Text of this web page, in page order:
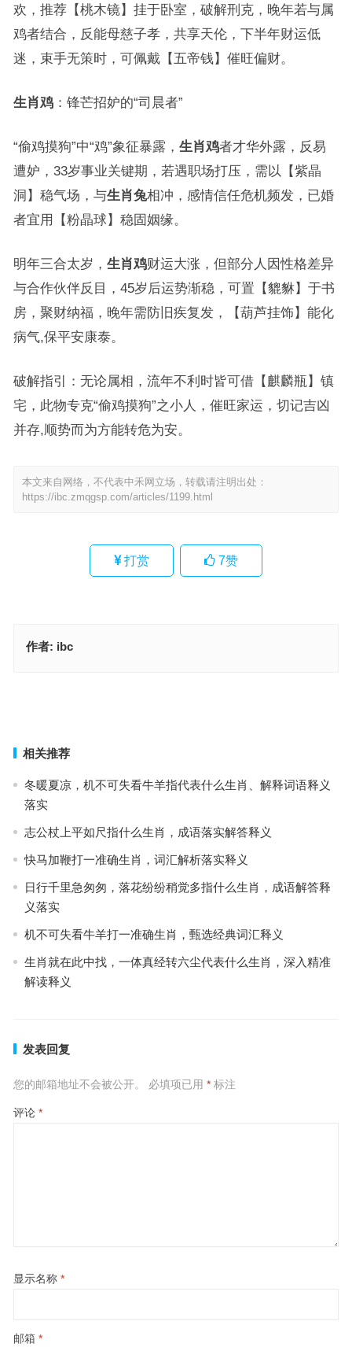
欢，推荐【桃木镜】挂于卧室，破解刑克，晚年若与属
鸡者结合，反能母慈子孝，共享天伦，下半年财运低
迷，束手无策时，可佩戴【五帝钱】催旺偏财。
生肖鸡：锋芒招妒的“司晨者”
“偷鸡摸狗”中“鸡”象征暴露， 生肖鸡者才华外露，反易
遭妒，33岁事业关键期，若遇职场打压，需以【紫晶
洞】稳气场，与生肖兔相冲，感情信任危机频发，已婚
者宜用【粉晶球】稳固姻缘。
明年三合太岁， 生肖鸡财运大涨，但部分人因性格差异
与合作伙伴反目，45岁后运势渐稳，可置【貔貅】于书
房，聚财纳福，晚年需防旧疾复发，【葫芦挂饰】能化
病气,保平安康泰。
破解指引：无论属相，流年不利时皆可借【麒麟瓶】镇
宅，此物专克“偷鸡摸狗”之小人，催旺家运，切记吉凶
并存,顺势而为方能转危为安。
本文来自网络，不代表中禾网立场，转载请注明出处：
https://ibc.zmqgsp.com/articles/1199.html
打赏 7赞
作者: ibc
相关推荐
冬暖夏凉，机不可失看牛羊指代表什么生肖、解释词语释义
落实
志公杖上平如尺指什么生肖，成语落实解答释义
快马加鞭打一准确生肖，词汇解析落实释义
日行千里急匆匆，落花纷纷稍觉多指什么生肖，成语解答释
义落实
机不可失看牛羊打一准确生肖，甄选经典词汇释义
生肖就在此中找，一体真经转六尘代表什么生肖，深入精准
解读释义
发表回复
您的邮箱地址不会被公开。 必填项已用 *标注
评论 *
显示名称 *
邮箱 *